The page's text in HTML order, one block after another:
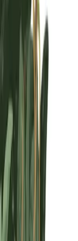
Hybrid Strains